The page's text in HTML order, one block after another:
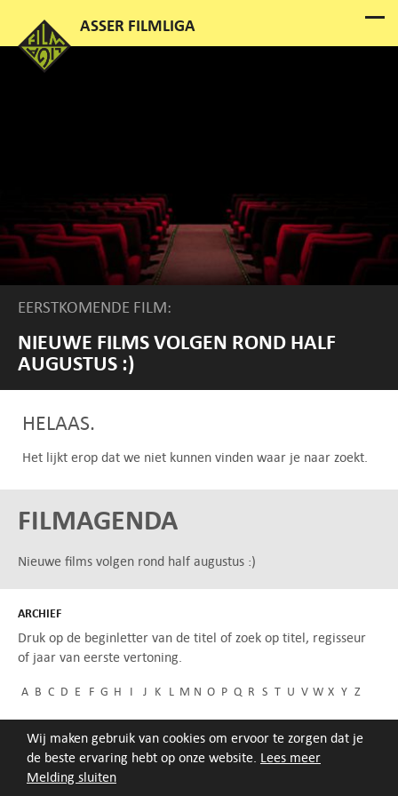
Melding sluiten
Wij maken gebruik van cookies om ervoor te zorgen dat je
de beste ervaring hebt op onze website. Lees meer
EERSTKOMENDE FILM:
NIEUWE FILMS VOLGEN ROND HALF
AUGUSTUS :)
HELAAS.
Het lijkt erop dat we niet kunnen vinden waar je naar zoekt.
FILMAGENDA
Nieuwe films volgen rond half augustus :)
ARCHIEF
Druk op de beginletter van de titel of zoek op titel, regisseur
of jaar van eerste vertoning.
A B C D E F G H I J K L M N O P Q R S T U V W X Y Z